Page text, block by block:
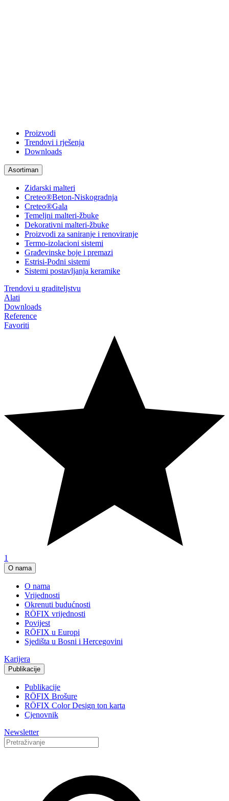
Proizvodi
Trendovi i rješenja
Downloads
Asortiman
Zidarski malteri
Creteo®Beton-Niskogradnja
Creteo®Gala
Temeljni malteri-žbuke
Dekorativni malteri-žbuke
Proizvodi za saniranje i renoviranje
Termo-izolacioni sistemi
Građevinske boje i premazi
Estrisi-Podni sistemi
Sistemi postavljanja keramike
Trendovi u graditeljstvu
Alati
Downloads
Reference
Favoriti
1
O nama
O nama
Vrijednosti
Okrenuti budućnosti
RÖFIX vrijednosti
Povijest
RÖFIX u Europi
Sjedišta u Bosni i Hercegovini
Karijera
Publikacije
Publikacije
RÖFIX Brošure
RÖFIX Color Design ton karta
Cjenovnik
Newsletter